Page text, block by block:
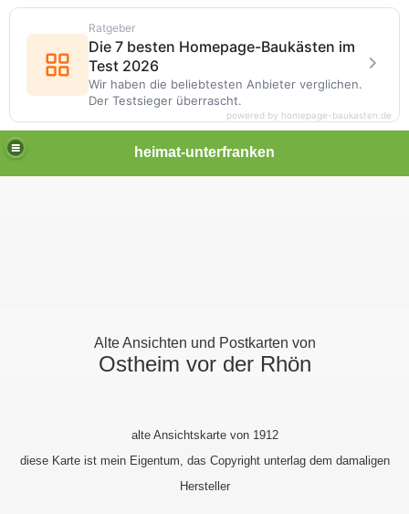
heimat-unterfranken
Alte Ansichten und Postkarten von
Ostheim vor der Rhön
alte Ansichtskarte von 1912
diese Karte ist mein Eigentum, das Copyright unterlag dem damaligen
Hersteller
Ratgeber
Die 7 besten Homepage-Baukästen im
Test 2026
Wir haben die beliebtesten Anbieter verglichen.
Der Testsieger überrascht.
powered by homepage-baukasten.de